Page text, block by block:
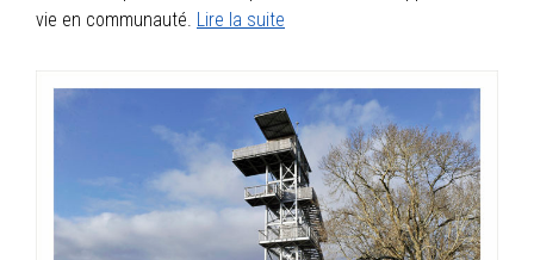
vie en communauté. Lire la suite